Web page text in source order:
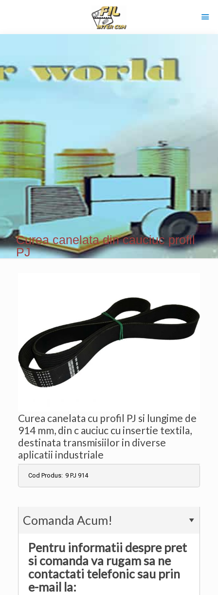
Curea canelata din cauciuc profil
PJ
Curea canelata cu profil PJ si lungime de
914 mm, din c auciuc cu insertie textila,
destinata transmisiilor in diverse
aplicatii industriale
Cod Produs: 9 PJ 914
Comanda Acum!
Pentru informatii despre pret
si comanda va rugam sa ne
contactati telefonic sau prin
e-mail la: